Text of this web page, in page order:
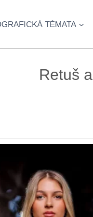
TÉMATA
Retuš